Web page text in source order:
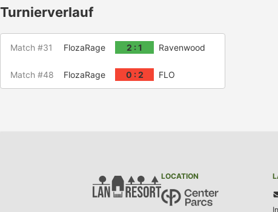
Turnierverlauf
Match #31 FlozaRage 2 : 1 Ravenwood
Match #48 FlozaRage 0 : 2 FLO
LOCATION